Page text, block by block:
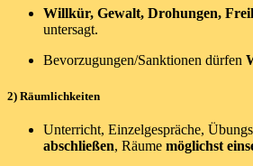
Willkür, Gewalt, Drohungen,
untersagt.
Bevorzugungen/Sanktionen dürfen
2) Räumlichkeiten
Unterricht, Einzelgespräche,
abschließen, Räume möglichst